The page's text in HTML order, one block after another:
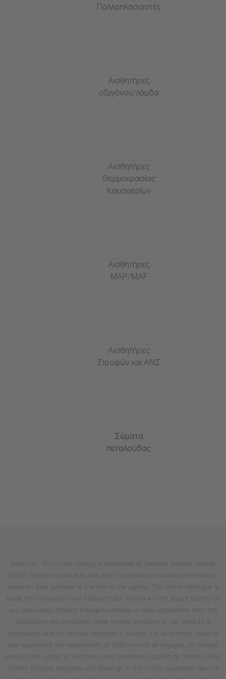
Πολλαπλασιαστές
Αισθητήρες
οξυγόνου/λάμδα
Αισθητήρες
Θερμοκρασίας
Καυσαερίων
Αισθητήρες
MAP/MAF
Αισθητήρες
Στροφών και ΑΝΣ
Σώματα
πεταλούδας